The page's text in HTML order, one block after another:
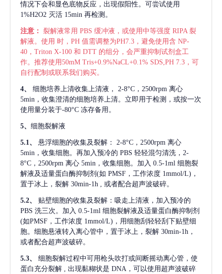
情况下会和显色底物反应，出现假阳性。可尝试使用
1%H2O2 灭活 15min 再检测。
注意： 裂解液常用 PBS 缓冲液，或使用中等强度 RIPA 裂
解液。使用 时，PH 值需调整为PH7.3，避免使用含 NP-
40，Triton X-100 和 DTT 的组分，会严重抑制试剂盒工
作。推荐使用50mM Tris+0.9%NaCL+0.1% SDS,PH 7.3，可
自行配制或联系我们购买。
4、 细胞培养上清收集上清液，
2-8°C，2500rpm 离心
5min，收集澄清的细胞培养上清。立即用于检测，或按一次
使用量分装于-80°C 冻存备用。
5、 细胞裂解液
5.1、 悬浮细胞的收集及裂解：
2-8°C，2500rpm 离心
5min，收集细胞。再加入预冷的 PBS 轻轻混匀清洗，2-
8°C，2500rpm 离心 5min，收集细胞。加入 0.5-1ml 细胞裂
解液及适量蛋白酶抑制剂(如 PMSF，工作浓度 1mmol/L)，
置于冰上，裂解 30min-1h , 或者配合超声波破碎。
5.2、
贴壁细胞的收集及裂解：吸走上清液，加入预冷的
PBS 洗三次。加入 0.5-1ml 细胞裂解液及适量蛋白酶抑制剂
(如PMSF，工作浓度 1mmol/L)，用细胞刮轻轻刮下贴壁细
胞。细胞悬液转入离心管中，置于冰上，裂解 30min-1h，
或者配合超声波破碎。
5.3、
细胞裂解过程中可用枪头吹打或间断摇动离心管，使
蛋白充分裂解 , 出现黏糊状是 DNA，可以使用超声波破碎